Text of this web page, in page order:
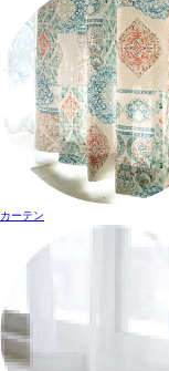
カーテン